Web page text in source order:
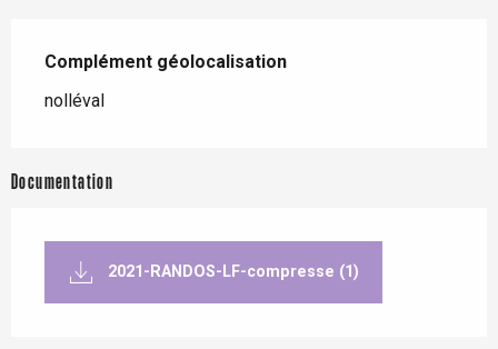
Complément géolocalisation
Complément géolocalisation
nolléval
Documentation
2021-RANDOS-LF-compresse (1)